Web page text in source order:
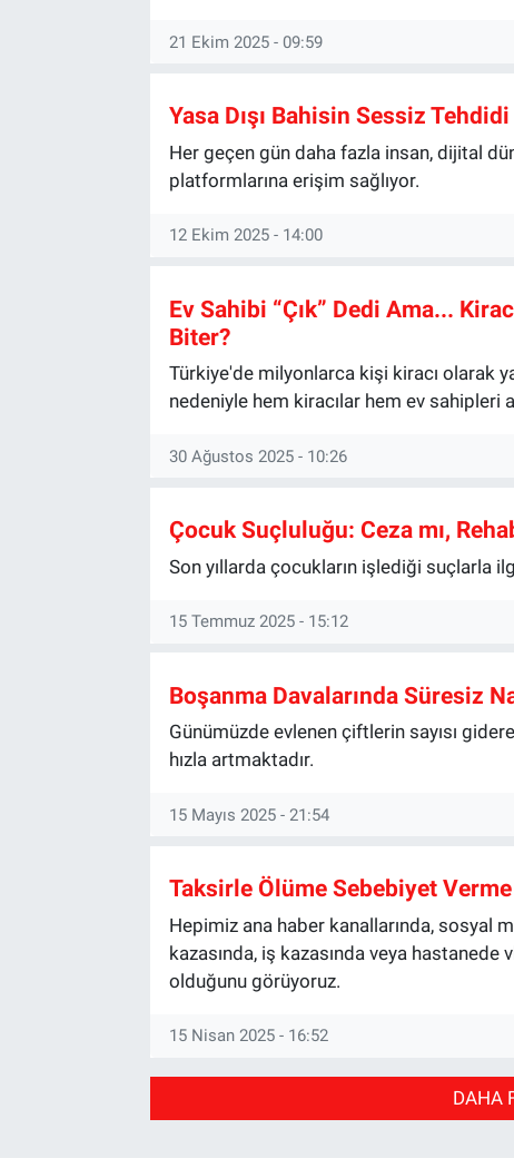
21 Ekim 2025 - 09:59
Yasa Dışı Bahisin Sessiz Tehdidi
Her geçen gün daha fazla insan, dijital
platformlarına erişim sağlıyor.
12 Ekim 2025 - 14:00
Ev Sahibi “Çık” Dedi Ama...
Biter?
Türkiye'de milyonlarca kişi kiracı olarak
nedeniyle hem kiracılar hem ev sahipleri
30 Ağustos 2025 - 10:26
Çocuk Suçluluğu: Ceza mı,
Son yıllarda çocukların işlediği suçlarla
15 Temmuz 2025 - 15:12
Boşanma Davalarında Süresiz
Günümüzde evlenen çiftlerin sayısı
hızla artmaktadır.
15 Mayıs 2025 - 21:54
Taksirle Ölüme Sebebiyet
Hepimiz ana haber kanallarında, sosyal
kazasında, iş kazasında veya hastanede
olduğunu görüyoruz.
15 Nisan 2025 - 16:52
DAHA